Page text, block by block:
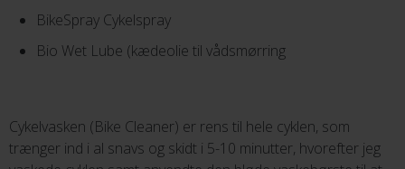
BikeSpray Cykelspray
Bio Wet Lube (kædeolie til vådsmørring
Cykelvasken (Bike Cleaner) er rens til hele cyklen, som
trænger ind i al snavs og skidt i 5-10 minutter, hvorefter jeg